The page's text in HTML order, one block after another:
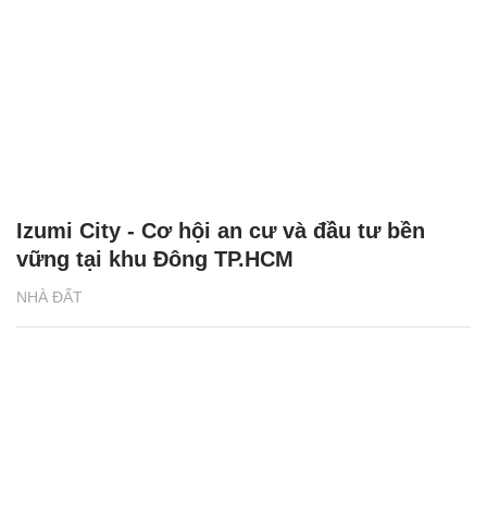
NHÀ ĐẤT
Izumi City - Cơ hội an cư và đầu tư bền
vững tại khu Đông TP.HCM